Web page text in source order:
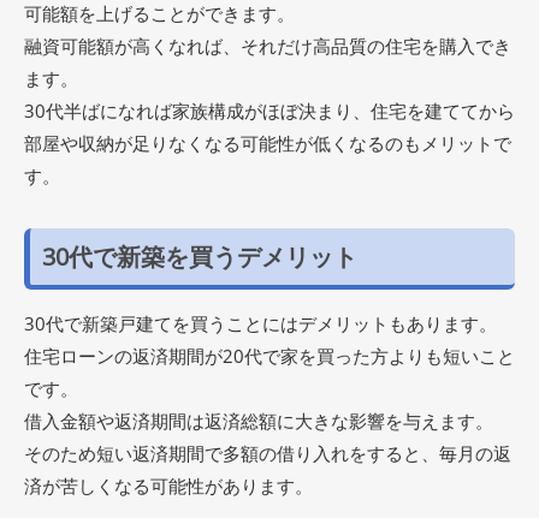
可能額を上げることができます。
融資可能額が高くなれば、それだけ高品質の住宅を購入でき
ます。
30代半ばになれば家族構成がほぼ決まり、住宅を建ててから
部屋や収納が足りなくなる可能性が低くなるのもメリットで
す。
30代で新築を買うデメリット
30代で新築戸建てを買うことにはデメリットもあります。
住宅ローンの返済期間が20代で家を買った方よりも短いこと
です。
借入金額や返済期間は返済総額に大きな影響を与えます。
そのため短い返済期間で多額の借り入れをすると、毎月の返
済が苦しくなる可能性があります。